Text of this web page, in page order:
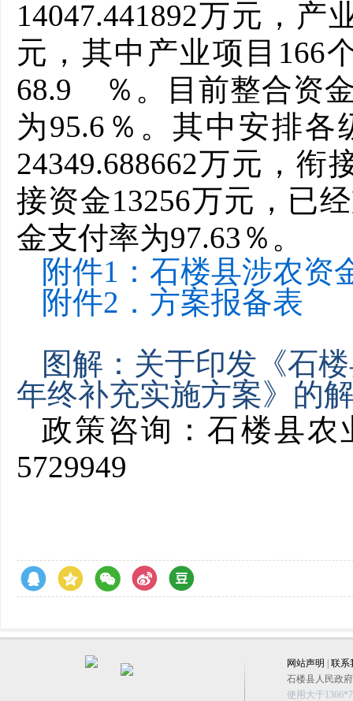
14047.441892万元，产
元，其中产业项目166
68.9 ％。目前整合资金
为95.6％。其中安排各
24349.688662万元，
接资金13256万元，已
金支付率为97.63％。
附件1：石楼县涉农资
附件2．方案报备表
图解：关于印发《石
年终补充实施方案》的
政策咨询：石楼县
5729949
网站声明
联系
石楼县人民政
使用大于